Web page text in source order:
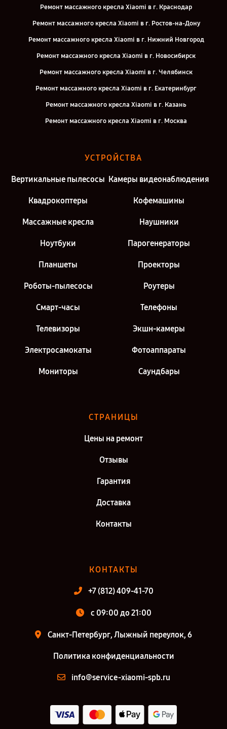
Ремонт массажного кресла Xiaomi в г. Краснодар
Ремонт массажного кресла Xiaomi в г. Ростов-на-Дону
Ремонт массажного кресла Xiaomi в г. Нижний Новгород
Ремонт массажного кресла Xiaomi в г. Новосибирск
Ремонт массажного кресла Xiaomi в г. Челябинск
Ремонт массажного кресла Xiaomi в г. Екатеринбург
Ремонт массажного кресла Xiaomi в г. Казань
Ремонт массажного кресла Xiaomi в г. Москва
УСТРОЙСТВА
Вертикальные пылесосы Камеры видеонаблюдения
Квадрокоптеры Кофемашины
Массажные кресла Наушники
Ноутбуки Парогенераторы
Планшеты Проекторы
Роботы-пылесосы Роутеры
Смарт-часы Телефоны
Телевизоры Экшн-камеры
Электросамокаты Фотоаппараты
Мониторы Саундбары
СТРАНИЦЫ
Цены на ремонт
Отзывы
Гарантия
Доставка
Контакты
КОНТАКТЫ
+7 (812) 409-41-70
c 09:00 до 21:00
Санкт-Петербург, Лыжный переулок, 6
Политика конфиденциальности
info@service-xiaomi-spb.ru